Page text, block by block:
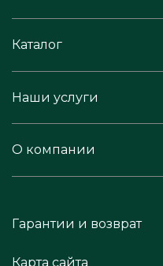
Каталог
Наши услуги
О компании
Гарантии и возврат
Карта сайта